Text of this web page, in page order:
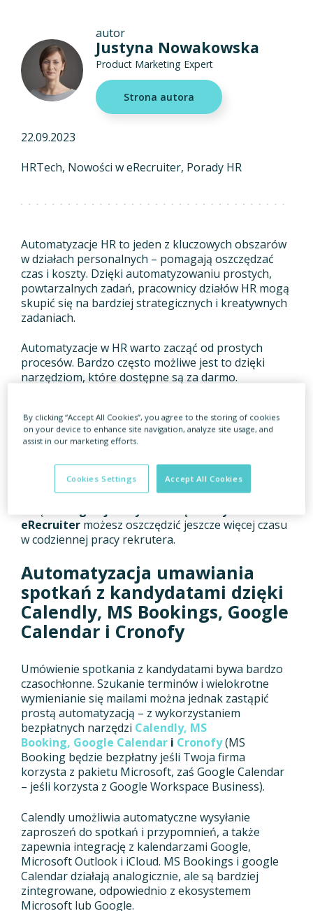
autor
Justyna Nowakowska
Product Marketing Expert
Strona autora
22.09.2023
HRTech Nowości w eRecruiter Porady HR
Automatyzacje HR to jeden z kluczowych obszarów
w działach personalnych – pomagają oszczędzać
czas i koszty. Dzięki automatyzowaniu prostych,
powtarzalnych zadań, pracownicy działów HR mogą
skupić się na bardziej strategicznych i kreatywnych
zadaniach.
Automatyzacje w HR warto zacząć od prostych
procesów. Bardzo często możliwe jest to dzięki
narzędziom, które dostępne są za darmo.
Dzięki bezpłatnym narzędziom takim jakCalendly,
Cronofy, MS Bookings
zautomatyzujesz proces umawiania spotkań
korzystając z platform takich jakSlack i Teams
usprawnisz komunikację w zespole i firmie
eRecruiter możesz oszczędzić jeszcze więcej czasu
w codziennej pracy rekrutera.
Automatyzacja umawiania
spotkań z kandydatami dzięki
Calendly, MS Bookings, Google
Calendar i Cronofy
Umówienie spotkania z kandydatami bywa bardzo
czasochłonne. Szukanie terminów i wielokrotne
wymienianie się mailami można jednak zastąpić
prostą automatyzacją – z wykorzystaniem
bezpłatnych narzędzi Calendly, MS
Booking, Google Calendar i Cronofy(MS
Booking będzie bezpłatny jeśli Twoja firma
korzysta z pakietu Microsoft, zaś Google Calendar
– jeśli korzysta z Google Workspace Business).
Calendly umożliwia automatyczne wysyłanie
zaproszeń do spotkań i przypomnień, a także
zapewnia integrację z kalendarzami Google,
Microsoft Outlook i iCloud. MS Bookings i google
Calendar działają analogicznie, ale są bardziej
zintegrowane, odpowiednio z ekosystemem
Microsoft lub Google.
By clicking “Accept All Cookies”, you agree to the storing of cookies
on your device to enhance site navigation, analyze site usage, and
assist in our marketing efforts.
Accept All Cookies
Cookies Settings